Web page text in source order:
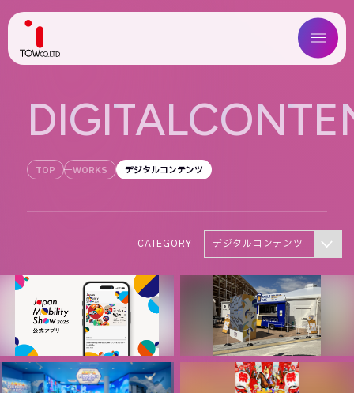
ABOUT US
SERVICE
WORKS
MAGAZINE
COMPANY
NEWS
IR
DIGITALCONTE
TOP WORKS デジタルコンテンツ
CATEGORY デジタルコンテンツ
Japan Mobility Show 2025 公
式アプリ
ASAHI SMILE
SUSTAINABILITY